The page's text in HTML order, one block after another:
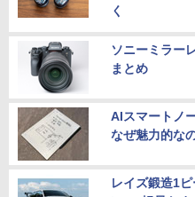
く
ソニーミラー
まとめ
AIスマートノ
なぜ魅力的な
レイズ鍛造1